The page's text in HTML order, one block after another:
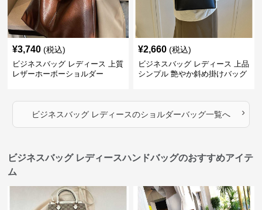
¥3,740 (税込)
ビジネスバッグ レディース 上質
レザーホーボーショルダー
¥2,660 (税込)
ビジネスバッグ レディース 上品
シンプル 艶やか斜め掛けバッグ
ビジネスバッグ レディースのショルダーバッグ一覧へ ›
ビジネスバッグ レディースハンドバッグのおすすめアイテ
ム